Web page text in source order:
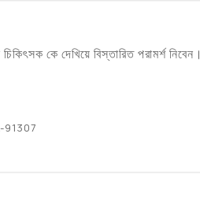
কে দেখিয়ে বিস্তারিত পরামর্শ নিবেন।